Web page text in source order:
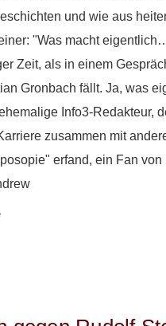
und wie aus
"Was macht
Zeit, als in einem
Gronbach fällt. Ja, was
Info3-Redakteur,
zusammen mit
erfand, ein Fan von